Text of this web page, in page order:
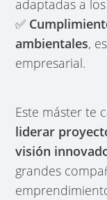
adaptadas a
✅
ambientales,
empresarial.
Este máster te
liderar
visión
grandes